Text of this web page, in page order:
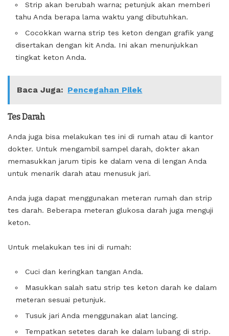
Strip akan berubah warna; petunjuk akan memberi
tahu Anda berapa lama waktu yang dibutuhkan.
Cocokkan warna strip tes keton dengan grafik yang
disertakan dengan kit Anda. Ini akan menunjukkan
tingkat keton Anda.
Baca Juga: Pencegahan Pilek
Tes Darah
Anda juga bisa melakukan tes ini di rumah atau di kantor
dokter. Untuk mengambil sampel darah, dokter akan
memasukkan jarum tipis ke dalam vena di lengan Anda
untuk menarik darah atau menusuk jari.
Anda juga dapat menggunakan meteran rumah dan strip
tes darah. Beberapa meteran glukosa darah juga menguji
keton.
Untuk melakukan tes ini di rumah:
Cuci dan keringkan tangan Anda.
Masukkan salah satu strip tes keton darah ke dalam
meteran sesuai petunjuk.
Tusuk jari Anda menggunakan alat lancing.
Tempatkan setetes darah ke dalam lubang di strip.